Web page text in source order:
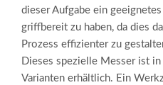
dieser Aufgabe ein
griffbereit zu haben, da dies
Prozess effizienter zu
Dieses spezielle Messer ist
Varianten erhältlich. Ein